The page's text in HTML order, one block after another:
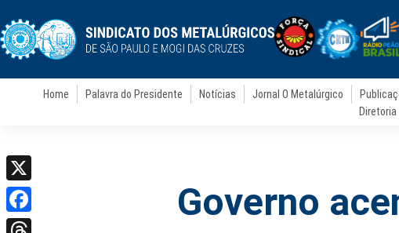
Home Palavra do Presidente Notícias Jornal O Metalúrgico
Diretoria
Governo
X
Facebook